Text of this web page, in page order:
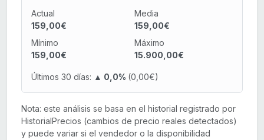
Actual
159,00€
Media
159,00€
Mínimo
159,00€
Máximo
15.900,00€
Últimos 30 días: ▲ 0,0% (0,00€)
Nota: este análisis se basa en el historial registrado por
HistorialPrecios (cambios de precio reales detectados)
y puede variar si el vendedor o la disponibilidad